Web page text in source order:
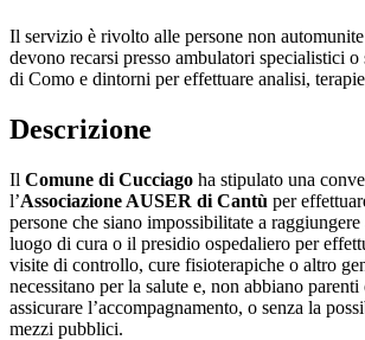
Il servizio è rivolto alle persone non
devono recarsi presso ambulatori specialistici o
di Como e dintorni per effettuare analisi,
Descrizione
Il Comune di Cucciago ha stipulato una
l’Associazione AUSER di Cantù per
persone che siano impossibilitate a
luogo di cura o il presidio ospedaliero per
visite di controllo, cure fisioterapiche o altro
necessitano per la salute e, non abbiano
assicurare l’accompagnamento, o senza la
mezzi pubblici.